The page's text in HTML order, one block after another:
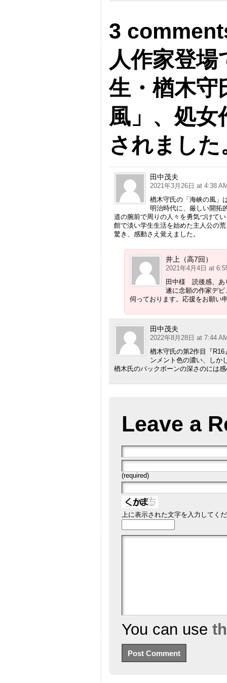
3
人作家登
生・楢木守
風」、処女
されました
田中茂夫
2021年3月26日 at 4:38
楢木守氏の「海峡の風」
明治時代に、厳しい開拓
道の腕前で周りの人々を勇気づけて
館で淡い学生生活を始めた主人公の
驚き、感動さえ覚えました。
井上（高7回）
2021年4月4日 at
田中様 読後感、あ
遂に念願の作家デ
伺っております。応援をお願い
田中茂夫
2022年8月28日 at 7:44
楢木守氏の第2作目『
ンメント色の濃い、しか
楢木氏のバックボーンの深さのには
Leave a
(required)
上に表示された文字を入力してく
You can use